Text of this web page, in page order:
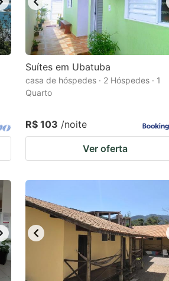
Suítes em Ubatuba
casa de hóspedes · 2 Hóspedes · 1
Quarto
R$ 103 /noite
Ver oferta